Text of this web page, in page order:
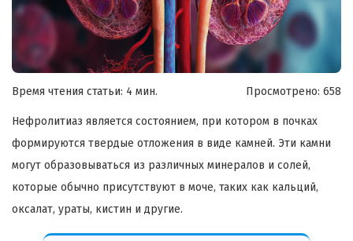
Время чтения статьи: 4 мин. Просмотрено: 658
Нефролитиаз является состоянием, при котором в почках
формируются твердые отложения в виде камней. Эти камни
могут образовываться из различных минералов и солей,
которые обычно присутствуют в моче, таких как кальций,
оксалат, ураты, кистин и другие.